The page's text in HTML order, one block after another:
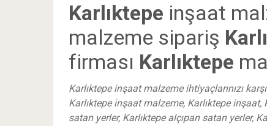
Karlıktepe inşaat
malzeme sipariş
firması Karlıktepe
Karlıktepe inşaat malzeme ihtiyaçlarınızı
Karlıktepe inşaat malzeme, Karlıktepe
satan yerler, Karlıktepe alçıpan satan yerler,